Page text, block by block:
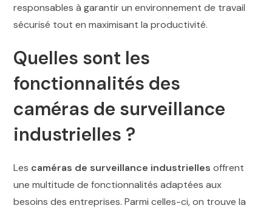
responsables à garantir un environnement de travail
sécurisé tout en maximisant la productivité.
Quelles sont les
fonctionnalités des
caméras de surveillance
industrielles ?
Les caméras de surveillance industrielles offrent
une multitude de fonctionnalités adaptées aux
besoins des entreprises. Parmi celles-ci, on trouve la